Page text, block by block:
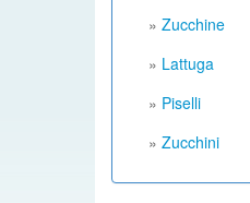
» Zucchine
» Lattuga
» Piselli
» Zucchini